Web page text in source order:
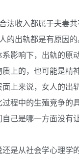
法收入都属于夫妻
的出轨都是有原因的
影响下，出轨的原
上的，也可能是精
上来说，女人的
程中的生殖竞争
己是哪一方面没有
是从社会学心理学